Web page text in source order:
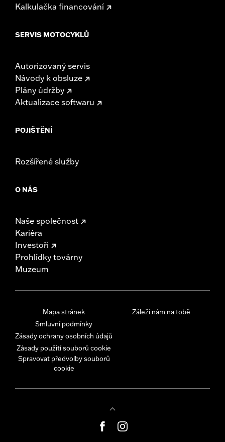
Kalkulačka financování
SERVIS MOTOCYKLŮ
Autorizovaný servis
Návody k obsluze
Plány údržby
Aktualizace softwaru
POJIŠTĚNÍ
Rozšířené služby
O NÁS
Naše společnost
Kariéra
Investoři
Prohlídky továrny
Muzeum
Mapa stránek
Smluvní podmínky
Zásady ochrany osobních údajů
Zásady použití souborů cookie
Spravovat předvolby souborů
cookie
Záleží nám na tobě